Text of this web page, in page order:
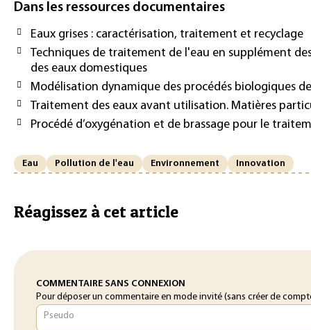
Dans les ressources documentaires
Eaux grises : caractérisation, traitement et recyclage
Techniques de traitement de l'eau en supplément
des eaux domestiques
Modélisation dynamique des procédés biologiques
Traitement des eaux avant utilisation. Matières
Procédé d’oxygénation et de brassage pour le
Eau Pollution de l'eau Environnement Innovation
Réagissez à cet article
COMMENTAIRE SANS CONNEXION
Pour déposer un commentaire en mode invité (sans créer de
Pseudo